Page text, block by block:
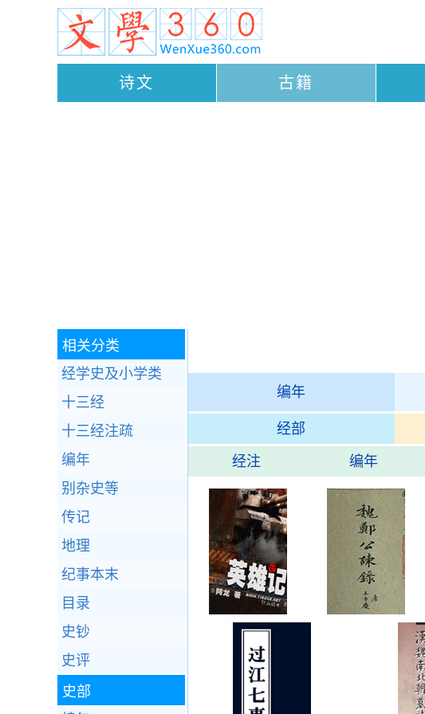
诗文 古籍
编年
经部
经注 编年
相关分类
经学史及小学类
十三经
十三经注疏
编年
别杂史等
传记
地理
纪事本末
目录
史钞
史评
史部